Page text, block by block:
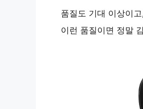
품질도 기대 이상이
이런 품질이면 정말